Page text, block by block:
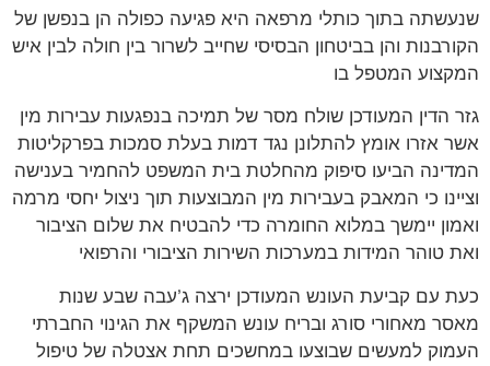
שנעשתה בתוך כותלי מרפאה היא פגיעה כפולה הן בנפשן של
הקורבנות והן בביטחון הבסיסי שחייב לשרור בין חולה לבין איש
המקצוע המטפל בו
גזר הדין המעודכן שולח מסר של תמיכה בנפגעות עבירות מין
אשר אזרו אומץ להתלונן נגד דמות בעלת סמכות בפרקליטות
המדינה הביעו סיפוק מהחלטת בית המשפט להחמיר בענישה
וציינו כי המאבק בעבירות מין המבוצעות תוך ניצול יחסי מרמה
ואמון יימשך במלוא החומרה כדי להבטיח את שלום הציבור
ואת טוהר המידות במערכות השירות הציבורי והרפואי
כעת עם קביעת העונש המעודכן ירצה ג’עבה שבע שנות
מאסר מאחורי סורג ובריח עונש המשקף את הגינוי החברתי
העמוק למעשים שבוצעו במחשכים תחת אצטלה של טיפול